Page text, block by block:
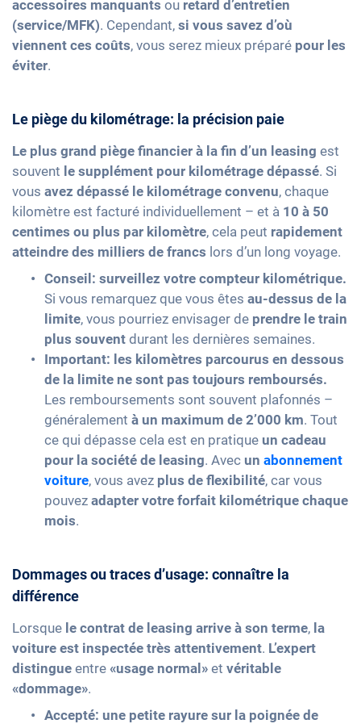
accessoires manquants ou retard d’entretien
(service/MFK). Cependant, si vous savez d’où
viennent ces coûts, vous serez mieux préparé pour les
éviter.
Le piège du kilométrage: la précision paie
Le plus grand piège financier à la fin d’un leasing est
souvent le supplément pour kilométrage dépassé. Si
vous avez dépassé le kilométrage convenu, chaque
kilomètre est facturé individuellement – et à 10 à 50
centimes ou plus par kilomètre, cela peut rapidement
atteindre des milliers de francs lors d’un long voyage.
Conseil: surveillez votre compteur kilométrique.
Si vous remarquez que vous êtes au-dessus de la
limite, vous pourriez envisager de prendre le train
plus souvent durant les dernières semaines.
Important: les kilomètres parcourus en dessous
de la limite ne sont pas toujours remboursés.
Les remboursements sont souvent plafonnés –
généralement à un maximum de 2’000 km. Tout
ce qui dépasse cela est en pratique un cadeau
pour la société de leasing. Avec un abonnement
voiture, vous avez plus de flexibilité, car vous
pouvez adapter votre forfait kilométrique chaque
mois.
Dommages ou traces d’usage: connaître la
différence
Lorsque le contrat de leasing arrive à son terme, la
voiture est inspectée très attentivement. L’expert
distingue entre «usage normal» et véritable
«dommage».
Accepté: une petite rayure sur la poignée de